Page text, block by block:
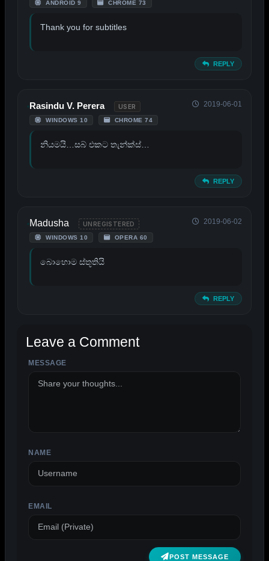
ANDROID 9 CHROME 73
Thank you for subtitles
REPLY
Rasindu V. Perera USER
WINDOWS 10 CHROME 74
2019-06-01
නියමයි…සබ් එකට තැන්ක්ස්…
REPLY
Madusha UNREGISTERED
WINDOWS 10 OPERA 60
2019-06-02
බොහොම ස්තූතියි
REPLY
Leave a Comment
MESSAGE
NAME
EMAIL
POST MESSAGE
ALTERNATIVE: